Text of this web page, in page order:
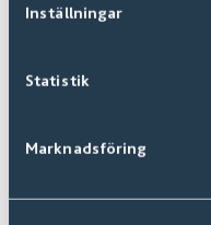
Inställningar
Statistik
Marknadsföring
Relatert tilbehør